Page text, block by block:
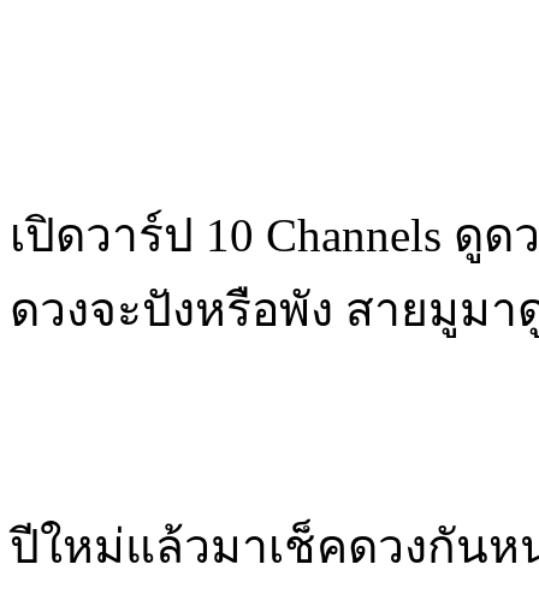
เปิดวาร์ป 10 Channels ดูด
ดวงจะปังหรือพัง สายมูม
ปีใหม่แล้วมาเช็คดวงกันห